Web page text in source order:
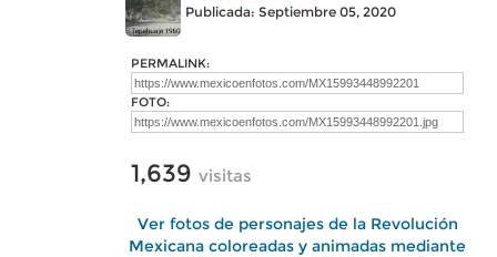
Publicada: Septiembre 05, 2020
PERMALINK:
FOTO:
1,639 visitas
Ver fotos de personajes de la Revolución
Mexicana coloreadas y animadas mediante